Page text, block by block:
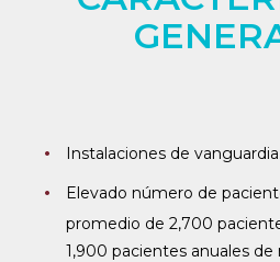
Instalaciones de vanguardia.
Elevado número de
promedio de 2,700
1,900 pacientes anuales de